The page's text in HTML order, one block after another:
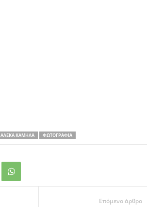
ΑΛΈΚΑ ΚΑΜΗΛΆ ΦΩΤΟΓΡΑΦΊΑ
Επόμενο άρθρο